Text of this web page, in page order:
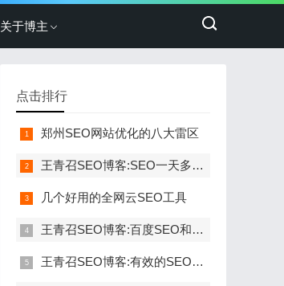
关于博主
点击排行
郑州SEO网站优化的八大雷区
王青召SEO博客:SEO一天多少篇文章合理
几个好用的全网云SEO工具
王青召SEO博客:百度SEO和SEM的区别
王青召SEO博客:有效的SEO优化六项方法